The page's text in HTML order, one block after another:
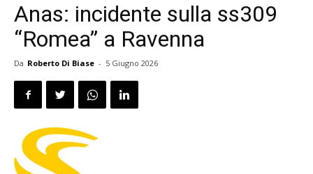
Anas: incidente sulla ss309
“Romea” a Ravenna
Da Roberto Di Biase - 5 Giugno 2026